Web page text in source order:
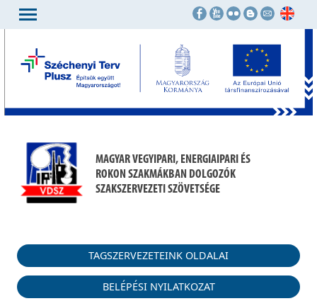
MAGYAR VEGYIPARI, ENERGIAIPARI ÉS
ROKON SZAKMÁKBAN DOLGOZÓK
SZAKSZERVEZETI SZÖVETSÉGE
TAGSZERVEZETEINK OLDALAI
BELÉPÉSI NYILATKOZAT